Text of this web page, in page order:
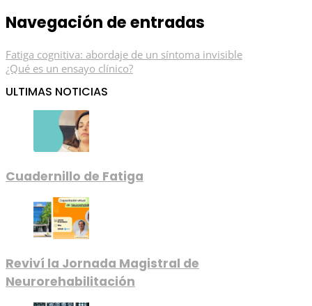
Navegación de entradas
Fatiga cognitiva: abordaje de un síntoma invisible
¿Qué es un ensayo clínico?
ULTIMAS NOTICIAS
Cuadernillo de Fatiga
Reviví la Jornada Magistral de
Neurorehabilitación